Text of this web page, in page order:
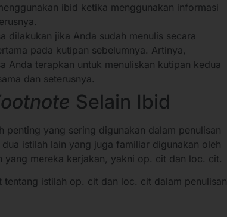
ibid ketika menggunakan informasi
dilakukan jika Anda sudah menulis secara
pada kutipan sebelumnya. Artinya,
Anda terapkan untuk menuliskan kutipan kedua
dan seterusnya.
Selain Ibid
penting yang sering digunakan dalam penulisan
istilah lain yang juga familiar digunakan oleh
yang mereka kerjakan, yakni op. cit dan loc. cit.
tentang istilah op. cit dan loc. cit dalam penulisan